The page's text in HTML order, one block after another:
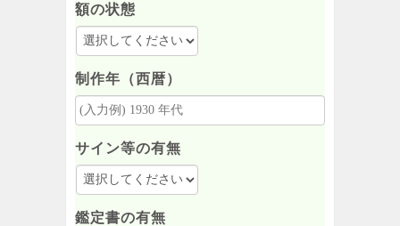
額の状態
制作年（西暦）
サイン等の有無
鑑定書の有無